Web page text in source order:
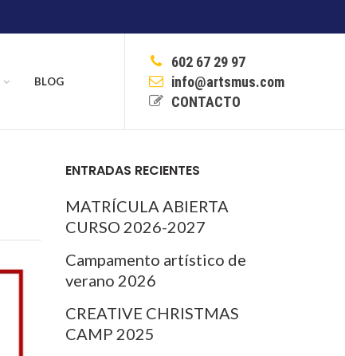
BLOG
602 67 29 97
info@artsmus.com
CONTACTO
ENTRADAS RECIENTES
MATRÍCULA ABIERTA
CURSO 2026-2027
Campamento artístico de
verano 2026
CREATIVE CHRISTMAS
CAMP 2025